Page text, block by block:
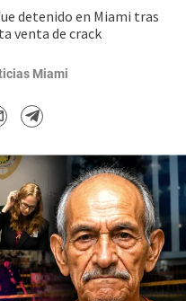
detenido en Miami tras
venta de crack
Miami